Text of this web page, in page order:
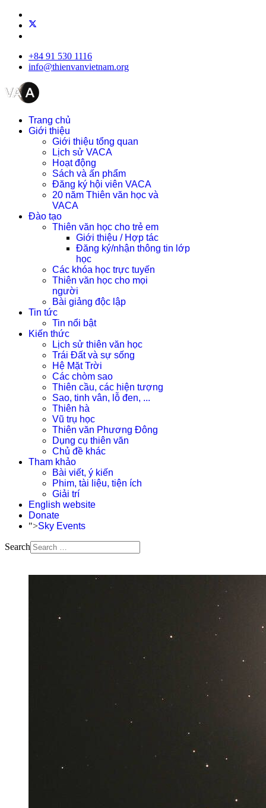
+84 91 530 1116
info@thienvanvietnam.org
Trang chủ
Giới thiệu
Giới thiệu tổng quan
Lịch sử VACA
Hoạt động
Sách và ấn phẩm
Đăng ký hội viên VACA
20 năm Thiên văn học và
VACA
Đào tạo
Thiên văn học cho trẻ em
Giới thiệu / Hợp tác
Đăng ký/nhận thông tin lớp
học
Các khóa học trực tuyến
Thiên văn học cho mọi
người
Bài giảng độc lập
Tin tức
Tin nổi bật
Kiến thức
Lịch sử thiên văn học
Trái Đất và sự sống
Hệ Mặt Trời
Các chòm sao
Thiên cầu, các hiện tượng
Sao, tinh vân, lỗ đen, ...
Thiên hà
Vũ trụ học
Thiên văn Phương Đông
Dụng cụ thiên văn
Chủ đề khác
Tham khảo
Bài viết, ý kiến
Phim, tài liệu, tiện ích
Giải trí
English website
Donate
">Sky Events
Search